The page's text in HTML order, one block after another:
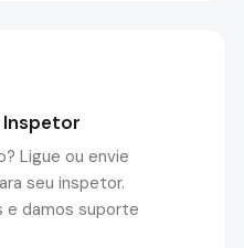
Ligue ou envie
seu inspetor.
e damos suporte